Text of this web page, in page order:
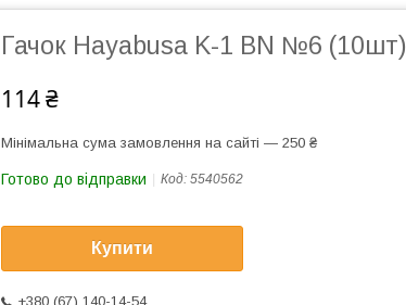
Гачок Hayabusa K-1 BN №6 (10шт)
114 ₴
Мінімальна сума замовлення на сайті — 250 ₴
Готово до відправки Код: 5540562
Купити
+380 (67) 140-14-54